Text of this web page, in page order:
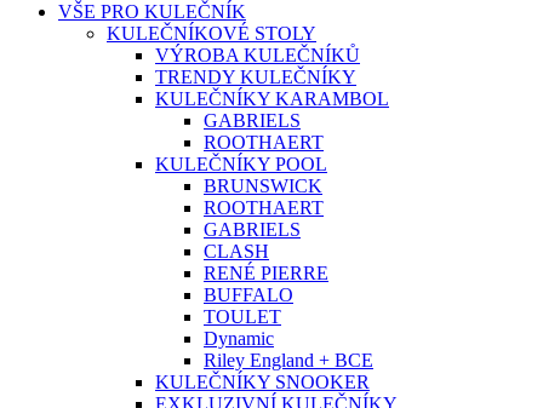
VŠE PRO KULEČNÍK
KULEČNÍKOVÉ STOLY
VÝROBA KULEČNÍKŮ
TRENDY KULEČNÍKY
KULEČNÍKY KARAMBOL
GABRIELS
ROOTHAERT
KULEČNÍKY POOL
BRUNSWICK
ROOTHAERT
GABRIELS
CLASH
RENÉ PIERRE
BUFFALO
TOULET
Dynamic
Riley England + BCE
KULEČNÍKY SNOOKER
EXKLUZIVNÍ KULEČNÍKY